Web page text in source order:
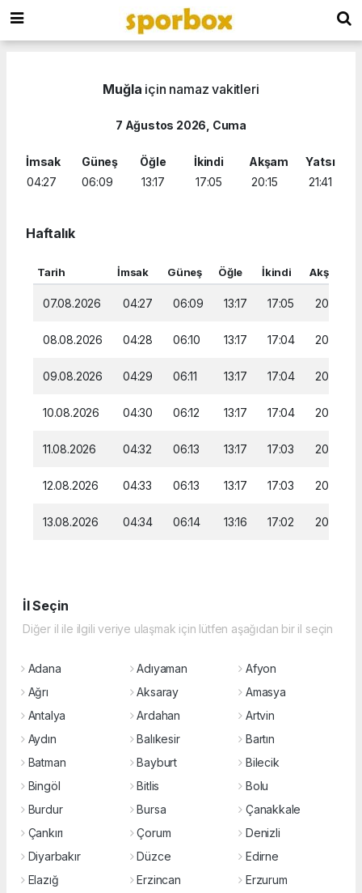
Muğla için namaz vakitleri
7 Ağustos 2026, Cuma
İmsak
04:27
Güneş
06:09
Öğle
13:17
İkindi
17:05
Akşam
20:15
Yatsı
21:41
Haftalık
Tarih İmsak Güneş Öğle İkindi Akşam
07.08.2026 04:27 06:09 13:17 17:05 20:15
08.08.2026 04:28 06:10 13:17 17:04 20:14
09.08.2026 04:29 06:11 13:17 17:04 20:13
10.08.2026 04:30 06:12 13:17 17:04 20:12
11.08.2026 04:32 06:13 13:17 17:03 20:11
12.08.2026 04:33 06:13 13:17 17:03 20:09
13.08.2026 04:34 06:14 13:16 17:02 20:08
İl Seçin
Diğer il ile ilgili veriye ulaşmak için lütfen aşağıdan bir il seçin
Adana Adıyaman
Afyon
Ağrı
Aksaray
Amasya
Antalya
Ardahan
Artvin
Aydın
Balıkesir
Bartın
Batman
Bayburt
Bilecik
Bingöl
Bitlis
Bolu
Burdur
Bursa
Çanakkale
Çankırı
Çorum
Denizli
Diyarbakır
Düzce
Edirne
Elazığ
Erzincan
Erzurum